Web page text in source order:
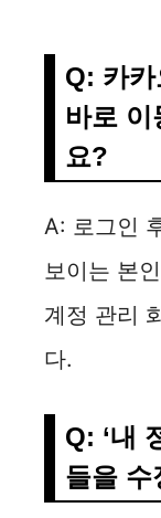
Q: 카
바로 이
요?
A: 로그인
보이는 본
계정 관리
다.
Q: ‘내
들을 수